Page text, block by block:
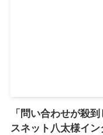
「問い合わせが殺
スネット八太様イン